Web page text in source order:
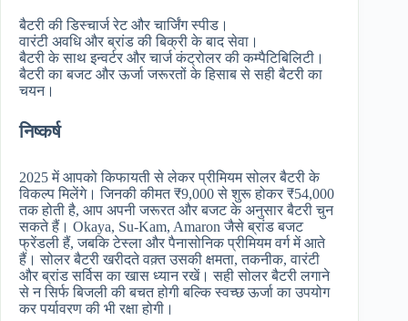
बैटरी की डिस्चार्ज रेट और चार्जिंग स्पीड।
वारंटी अवधि और ब्रांड की बिक्री के बाद सेवा।
बैटरी के साथ इन्वर्टर और चार्ज कंट्रोलर की कम्पैटिबिलिटी।
बैटरी का बजट और ऊर्जा जरूरतों के हिसाब से सही बैटरी का
चयन।
निष्कर्ष
2025 में आपको किफायती से लेकर प्रीमियम सोलर बैटरी के
विकल्प मिलेंगे। जिनकी कीमत ₹9,000 से शुरू होकर ₹54,000
तक होती है, आप अपनी जरूरत और बजट के अनुसार बैटरी चुन
सकते हैं। Okaya, Su-Kam, Amaron जैसे ब्रांड बजट
फ्रेंडली हैं, जबकि टेस्ला और पैनासोनिक प्रीमियम वर्ग में आते
हैं। सोलर बैटरी खरीदते वक़्त उसकी क्षमता, तकनीक, वारंटी
और ब्रांड सर्विस का खास ध्यान रखें। सही सोलर बैटरी लगाने
से न सिर्फ बिजली की बचत होगी बल्कि स्वच्छ ऊर्जा का उपयोग
कर पर्यावरण की भी रक्षा होगी।